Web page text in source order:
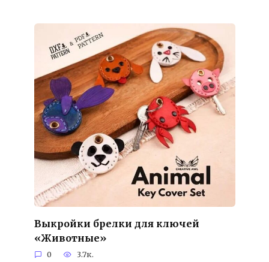
Выкройки брелки для ключей
«Животные»
0 3.7к.